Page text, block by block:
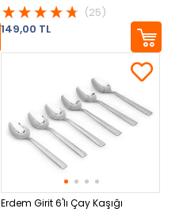
(25)
149,00 TL
Erdem Girit 6'lı Çay Kaşığı